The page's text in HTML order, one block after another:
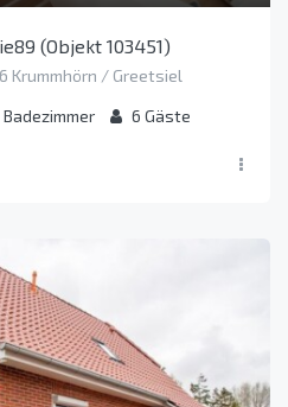
(Objekt 103451)
Krummhörn / Greetsiel
Badezimmer 6 Gäste